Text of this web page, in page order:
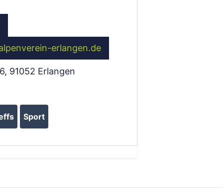
erlangen.de
, 91052 Erlangen
Sport